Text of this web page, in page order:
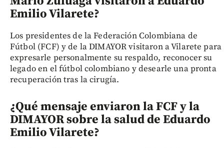
Emilio Vilarete?
Los presidentes de la Federación Colombiana de
Fútbol (FCF) y de la DIMAYOR visitaron a Vilarete para
expresarle personalmente su respaldo, reconocer su
legado en el fútbol colombiano y desearle una pronta
recuperación tras la cirugía.
¿Qué mensaje enviaron la FCF y la
DIMAYOR sobre la salud de Eduardo
Emilio Vilarete?